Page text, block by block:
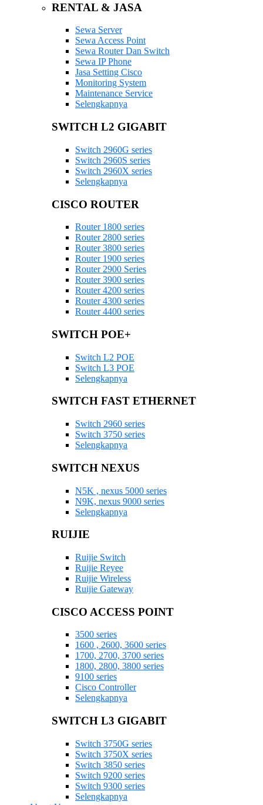
RENTAL & JASA
Sewa Server
Sewa Access Point
Sewa Router Dan Switch
Sewa IP Phone
Jasa Setting Cisco
Monitoring System
Maintenance Service
Selengkapnya
SWITCH L2 GIGABIT
Switch 2960G series
Switch 2960S series
Switch 2960X series
Selengkapnya
CISCO ROUTER
Router 1800 series
Router 2800 series
Router 3800 series
Router 1900 series
Router 2900 Series
Router 3900 series
Router 4200 series
Router 4300 series
Router 4400 series
SWITCH POE+
Switch L2 POE
Switch L3 POE
Selengkapnya
SWITCH FAST ETHERNET
Switch 2960 series
Switch 3750 series
Selengkapnya
SWITCH NEXUS
N5K , nexus 5000 series
N9K, nexus 9000 series
Selengkapnya
RUIJIE
Ruijie Switch
Ruijie Reyee
Ruijie Wireless
Ruijie Gateway
CISCO ACCESS POINT
3500 series
1600 , 2600, 3600 series
1700, 2700, 3700 series
1800, 2800, 3800 series
9100 series
Cisco Controller
Selengkapnya
SWITCH L3 GIGABIT
Switch 3750G series
Switch 3750X series
Switch 3850 series
Switch 9200 series
Switch 9300 series
Selengkapnya